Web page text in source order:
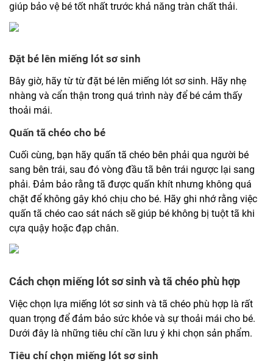
giúp bảo vệ bé tốt nhất trước khả năng tràn chất thải.
Đặt bé lên miếng lót sơ sinh
Bây giờ, hãy từ từ đặt bé lên miếng lót sơ sinh. Hãy nhẹ
nhàng và cẩn thận trong quá trình này để bé cảm thấy
thoải mái.
Quấn tã chéo cho bé
Cuối cùng, bạn hãy quấn tã chéo bên phải qua người bé
sang bên trái, sau đó vòng đầu tã bên trái ngược lại sang
phải. Đảm bảo rằng tã được quấn khít nhưng không quá
chặt để không gây khó chịu cho bé. Hãy ghi nhớ rằng việc
quấn tã chéo cao sát nách sẽ giúp bé không bị tuột tã khi
cựa quậy hoặc đạp chân.
Cách chọn miếng lót sơ sinh và tã chéo phù hợp
Việc chọn lựa miếng lót sơ sinh và tã chéo phù hợp là rất
quan trọng để đảm bảo sức khỏe và sự thoải mái cho bé.
Dưới đây là những tiêu chí cần lưu ý khi chọn sản phẩm.
Tiêu chí chọn miếng lót sơ sinh